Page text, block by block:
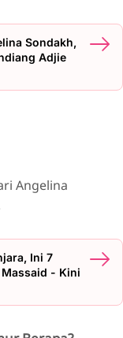
Sondakh,
Adjie
Angelina
Ini 7
- Kini